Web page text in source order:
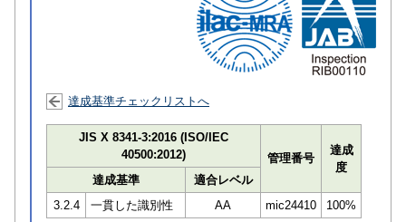
達成基準チェックリストへ
JIS X 8341-3:2016 (ISO/IEC
40500:2012)
管理番号
達成
度
達成基準
適合レベル
3.2.4
一貫した識別性 AA mic24410 100%